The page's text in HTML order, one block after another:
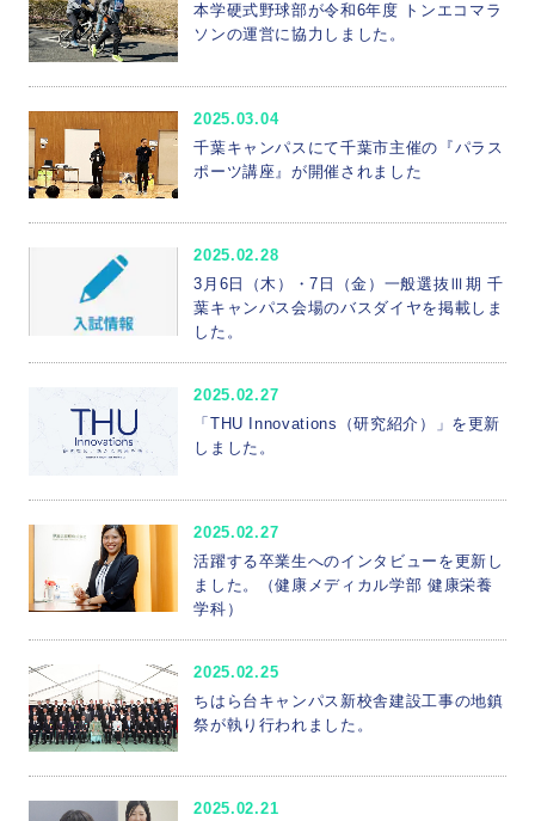
本学硬式野球部が令和6年度 トンエコマラ
ソンの運営に協力しました。
2025.03.04
千葉キャンパスにて千葉市主催の『パラス
ポーツ講座』が開催されました
2025.02.28
3月6日（木）・7日（金）一般選抜Ⅲ期 千
葉キャンパス会場のバスダイヤを掲載しま
した。
2025.02.27
「THU Innovations（研究紹介）」を更新
しました。
2025.02.27
活躍する卒業生へのインタビューを更新し
ました。（健康メディカル学部 健康栄養
学科）
2025.02.25
ちはら台キャンパス新校舎建設工事の地鎮
祭が執り行われました。
2025.02.21